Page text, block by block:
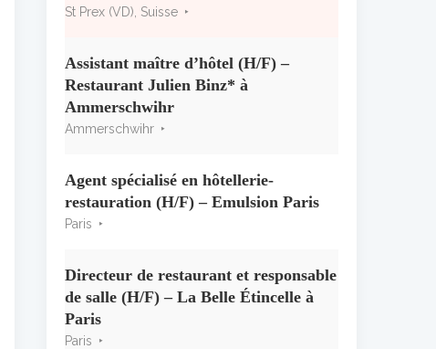
la Bourgogne
7 juillet 2026
Georges Blanc
3 juillet 2026
St Prex (VD), Suisse
Assistant maître d’hôtel (H/F) –
Restaurant Julien Binz* à
Ammerschwihr
Ammerschwihr
Agent spécialisé en hôtellerie-
restauration (H/F) – Emulsion Paris
Paris
Directeur de restaurant et responsable
de salle (H/F) – La Belle Étincelle à
Paris
Paris